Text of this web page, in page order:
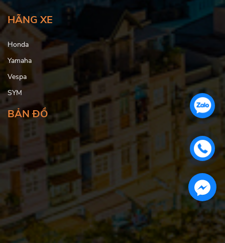
HÃNG XE
Honda
Yamaha
Vespa
SYM
BẢN ĐỒ